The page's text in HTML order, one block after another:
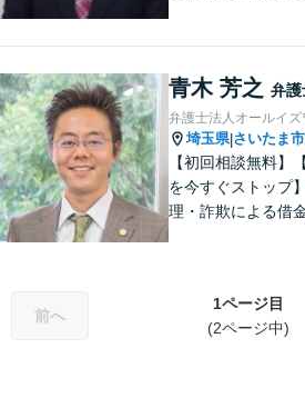
青木 芳之 弁護
弁護士法人オールイ
埼玉県|さいたま
【初回相談無料】
を今すぐストップ
理・詐欺による借
駅5分】【プライバ
【平日22時・土日
前へ
1ページ目
(2ページ中)